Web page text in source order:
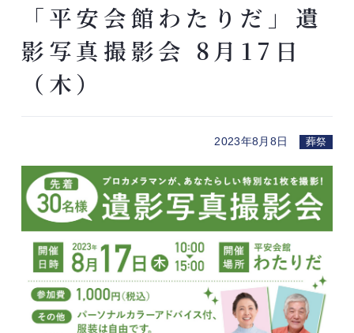
「平安会館わたりだ」遺
影写真撮影会 8月17日
（木）
2023年8月8日 葬祭